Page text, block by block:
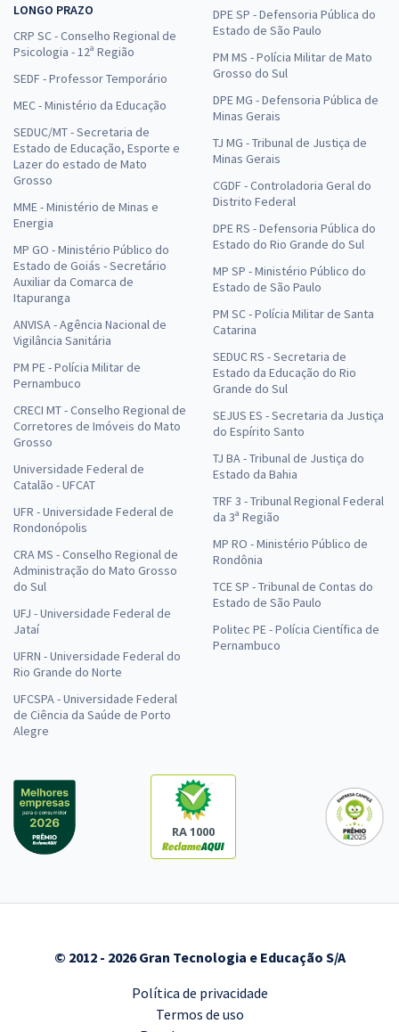
LONGO PRAZO
CRP SC - Conselho Regional de
Psicologia - 12ª Região
SEDF - Professor Temporário
MEC - Ministério da Educação
SEDUC/MT - Secretaria de
Estado de Educação, Esporte e
Lazer do estado de Mato
Grosso
MME - Ministério de Minas e
Energia
MP GO - Ministério Público do
Estado de Goiás - Secretário
Auxiliar da Comarca de
Itapuranga
ANVISA - Agência Nacional de
Vigilância Sanitária
PM PE - Polícia Militar de
Pernambuco
CRECI MT - Conselho Regional de
Corretores de Imóveis do Mato
Grosso
Universidade Federal de
Catalão - UFCAT
UFR - Universidade Federal de
Rondonópolis
CRA MS - Conselho Regional de
Administração do Mato Grosso
do Sul
UFJ - Universidade Federal de
Jataí
UFRN - Universidade Federal do
Rio Grande do Norte
UFCSPA - Universidade Federal
de Ciência da Saúde de Porto
Alegre
DPE SP - Defensoria Pública do
Estado de São Paulo
PM MS - Polícia Militar de Mato
Grosso do Sul
DPE MG - Defensoria Pública de
Minas Gerais
TJ MG - Tribunal de Justiça de
Minas Gerais
CGDF - Controladoria Geral do
Distrito Federal
DPE RS - Defensoria Pública do
Estado do Rio Grande do Sul
MP SP - Ministério Público do
Estado de São Paulo
PM SC - Polícia Militar de Santa
Catarina
SEDUC RS - Secretaria de
Estado da Educação do Rio
Grande do Sul
SEJUS ES - Secretaria da Justiça
do Espírito Santo
TJ BA - Tribunal de Justiça do
Estado da Bahia
TRF 3 - Tribunal Regional Federal
da 3ª Região
MP RO - Ministério Público de
Rondônia
TCE SP - Tribunal de Contas do
Estado de São Paulo
Politec PE - Polícia Científica de
Pernambuco
RA 1000
© 2012 - 2026 Gran Tecnologia e Educação S/A
Política de privacidade
Termos de uso